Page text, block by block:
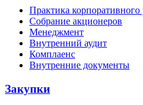
Практика корпоративного
Собрание акционеров
Менеджмент
Внутренний аудит
Комплаенс
Внутренние документы
Закупки